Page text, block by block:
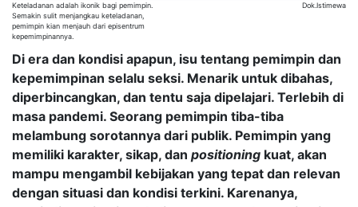
Keteladanan adalah ikonik bagi pemimpin.
Semakin sulit menjangkau keteladanan,
pemimpin kian menjauh dari episentrum
kepemimpinannya.
Dok.Istimewa
Di era dan kondisi apapun, isu tentang pemimpin dan
kepemimpinan selalu seksi. Menarik untuk dibahas,
diperbincangkan, dan tentu saja dipelajari. Terlebih di
masa pandemi. Seorang pemimpin tiba-tiba
melambung sorotannya dari publik. Pemimpin yang
memiliki karakter, sikap, dan positioning kuat, akan
mampu mengambil kebijakan yang tepat dan relevan
dengan situasi dan kondisi terkini. Karenanya,